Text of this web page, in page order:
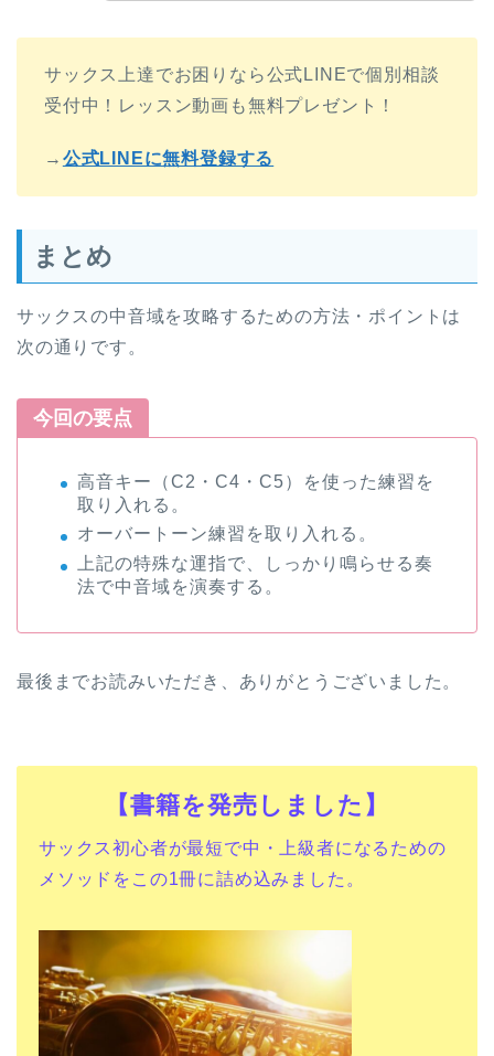
サックス上達でお困りなら公式LINEで個別相談
受付中！レッスン動画も無料プレゼント！
→ 公式LINEに無料登録する
まとめ
サックスの中音域を攻略するための方法・ポイントは
次の通りです。
今回の要点
高音キー（C2・C4・C5）を使った練習を
取り入れる。
オーバートーン練習を取り入れる。
上記の特殊な運指で、しっかり鳴らせる奏
法で中音域を演奏する。
最後までお読みいただき、ありがとうございました。
【書籍を発売しました】
サックス初心者が最短で中・上級者になるための
メソッドをこの1冊に詰め込みました。